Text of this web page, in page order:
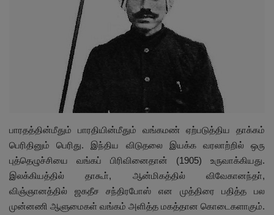
Tamil
பாரதத்தின்மீதும் பாரதியின்மீதும் வங்கமண் ஏற்படுத்திய தாக்கம்
பெரிதினும் பெரிது. இந்திய விடுதலை இயக்க வரலாற்றில் ஒரு
புத்தெழுச்சியை வங்கப் பிரிவினைதான் (1905) உருவாக்கியது.
இலக்கியத்தில் தாகூா், ஆன்மிகத்தில் விவேகானந்தா்,
விஞ்ஞானத்தில் ஜகதீச சந்திரபோஸ் என முத்திரை பதித்த பல
முன்னணி ஆளுமைகள் வங்கம் அளித்த மகத்தான கொடைகளாகும்.